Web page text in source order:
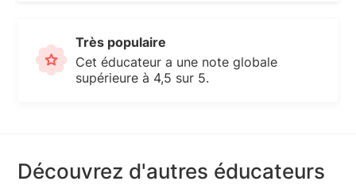
Très populaire
Cet éducateur a une note globale
supérieure à 4,5 sur 5.
Découvrez d'autres éducateurs